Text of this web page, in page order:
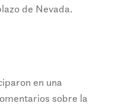
de Nevada.
en una
sobre la